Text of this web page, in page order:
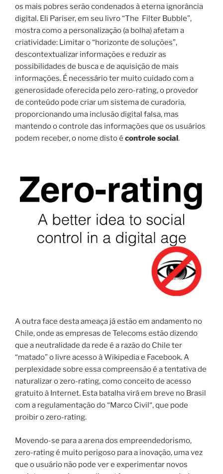
os mais pobres serão condenados à eterna ignorância
digital. Eli Pariser,em seu livro“The Filter Bubble”,
mostra como a personalização (a bolha) afetam a
criatividade: Limitar o“horizonte de soluções”,
descontextualizar informações e reduziras
possibilidades de busca e de aquisiçãode mais
informações. É necessárioter muito cuidadocom a
generosidade oferecida pelozero-rating, o provedor
de conteúdo pode criar um sistema de curadoria,
proporcionando uma inclusão digital falsa, mas
mantendo o controle das informações que os usuários
podem receber, o nome disto é controlesocial.
A outra face desta ameaça já estão em andamento no
Chile, onde as empresas de Telecoms estão dizendo
que a neutralidade da rede é a razãodo Chile ter
“matado”o livre acesso àWikipediae Facebook.A
perplexidade sobre essa compreensãoé atentativa de
naturalizar o zero-rating, comoconceitode acesso
gratuito à Internet. Esta batalhaviráem breve no Brasil
com a regulamentação do“Marco Civil“,que pode
proibiro zero-rating.
Movendo-se paraa arenados empreendedorismo,
zero-ratingé muito perigoso paraa inovação, uma vez
que o usuário não pode ver e experimentar novos